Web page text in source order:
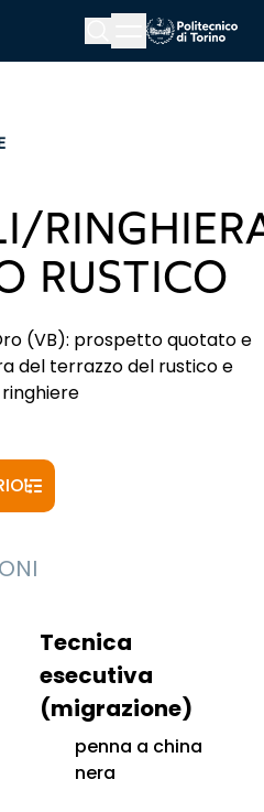
Menu button
RUSTICO
(VB): prospetto quotato e
del terrazzo del rustico e
Tecnica
esecutiva
(migrazione)
penna a china
nera